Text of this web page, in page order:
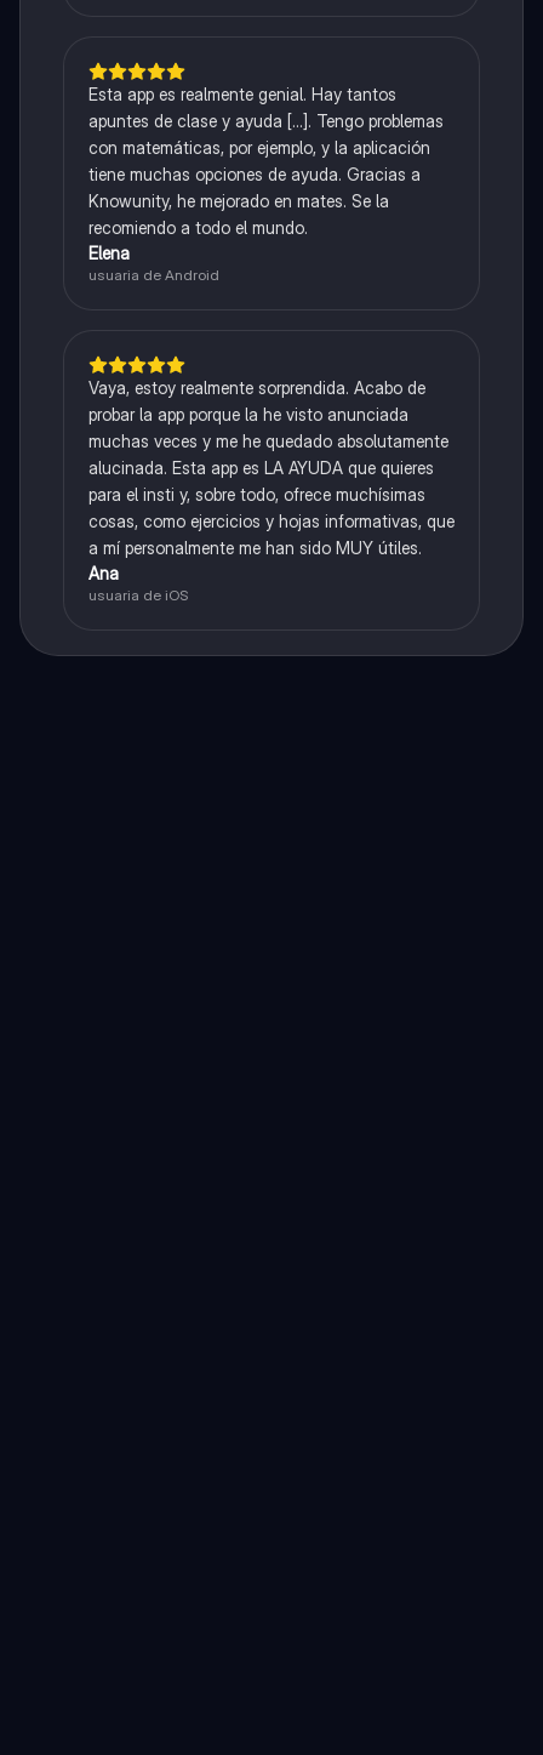
Esta app es realmente genial. Hay tantos
apuntes de clase y ayuda [...]. Tengo problemas
con matemáticas, por ejemplo, y la aplicación
tiene muchas opciones de ayuda. Gracias a
Knowunity, he mejorado en mates. Se la
recomiendo a todo el mundo.
Elena
usuaria de Android
Vaya, estoy realmente sorprendida. Acabo de
probar la app porque la he visto anunciada
muchas veces y me he quedado absolutamente
alucinada. Esta app es LA AYUDA que quieres
para el insti y, sobre todo, ofrece muchísimas
cosas, como ejercicios y hojas informativas, que
a mí personalmente me han sido MUY útiles.
Ana
usuaria de iOS